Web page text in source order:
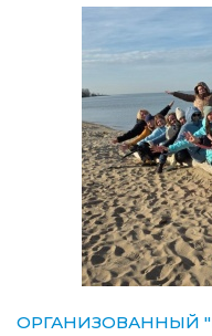
ОРГАНИЗОВАННЫЙ